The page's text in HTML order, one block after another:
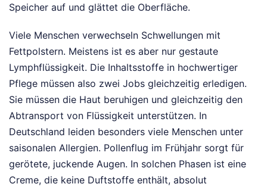
Speicher auf und glättet die Oberfläche.
Viele Menschen verwechseln Schwellungen mit
Fettpolstern. Meistens ist es aber nur gestaute
Lymphflüssigkeit. Die Inhaltsstoffe in hochwertiger
Pflege müssen also zwei Jobs gleichzeitig erledigen.
Sie müssen die Haut beruhigen und gleichzeitig den
Abtransport von Flüssigkeit unterstützen. In
Deutschland leiden besonders viele Menschen unter
saisonalen Allergien. Pollenflug im Frühjahr sorgt für
gerötete, juckende Augen. In solchen Phasen ist eine
Creme, die keine Duftstoffe enthält, absolut